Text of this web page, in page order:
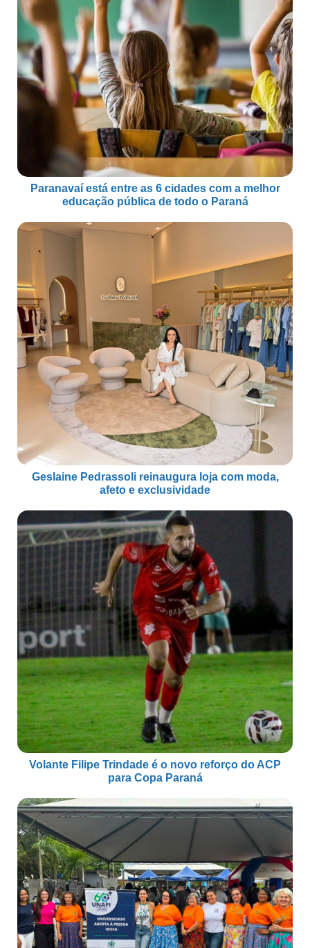
Paranavaí está entre as 6 cidades com a melhor
educação pública de todo o Paraná
Geslaine Pedrassoli reinaugura loja com moda,
afeto e exclusividade
Volante Filipe Trindade é o novo reforço do ACP
para Copa Paraná